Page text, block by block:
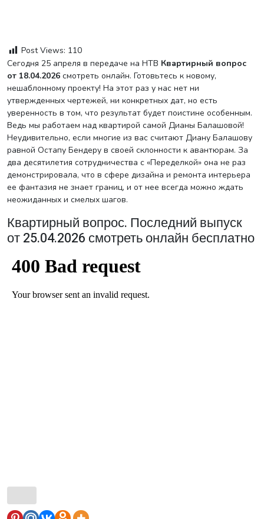
Post Views: 110
Сегодня 25 апреля в передаче на НТВ Квартирный вопрос
от 18.04.2026 смотреть онлайн. Готовьтесь к новому,
нешаблонному проекту! На этот раз у нас нет ни
утвержденных чертежей, ни конкретных дат, но есть
уверенность в том, что результат будет поистине особенным.
Ведь мы работаем над квартирой самой Дианы Балашовой!
Неудивительно, если многие из вас считают Диану Балашову
равной Остапу Бендеру в своей склонности к авантюрам. За
два десятилетия сотрудничества с «Переделкой» она не раз
демонстрировала, что в сфере дизайна и ремонта интерьера
ее фантазия не знает границ, и от нее всегда можно ждать
неожиданных и смелых шагов.
Квартирный вопрос. Последний выпуск
от 25.04.2026 смотреть онлайн бесплатно